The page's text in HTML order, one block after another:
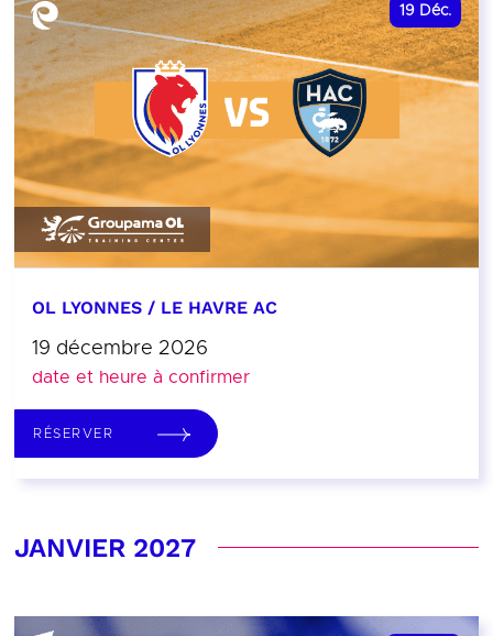
19 Déc.
OL LYONNES / LE HAVRE AC
19 décembre 2026
date et heure à confirmer
RÉSERVER
JANVIER 2027